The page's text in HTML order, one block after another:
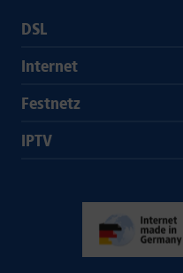
DSL
Internet
Festnetz
IPTV